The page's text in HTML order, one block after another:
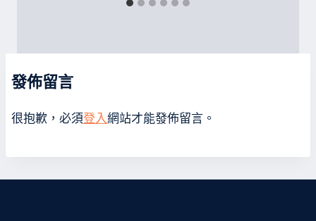
發佈留言
很抱歉，必須登入網站才能發佈留言。